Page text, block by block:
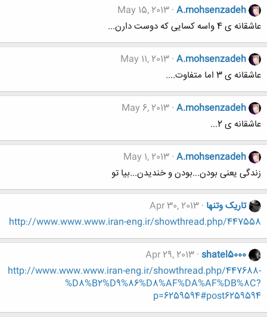
A.mohsenzadeh
May 15, 2013
عاشقانه ی 4 واسه کسایی که دوست دارن...
A.mohsenzadeh
May 11, 2013
عاشقانه ی 3 اما متفاوت....
A.mohsenzadeh
May 6, 2013
عاشقانه ی 2...
A.mohsenzadeh
May 1, 2013
زندگی یعنی بودن...بودن و خندیدن...بیا تو
تاریک وتنها Apr 30, 2013
http://www.www.www.iran-eng.ir/showthread.php/447558
shatel5000
Apr 29, 2013
http://www.www.www.iran-eng.ir/showthread.php/447688-
%D8%B2%D9%86%D8%AF%DA%AF%DB%8C?
p=6259594#post6259594